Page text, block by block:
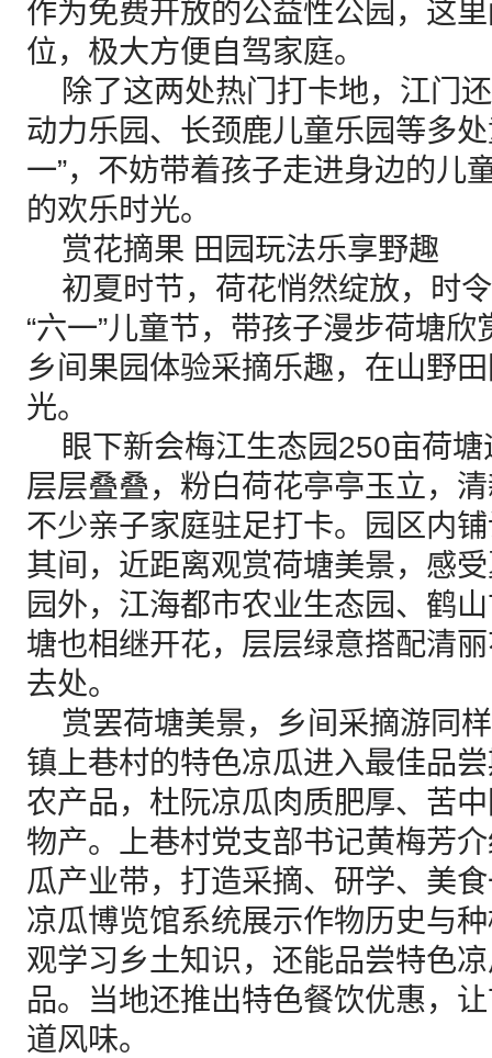
作为免费开放的公益性公园，这
位，极大方便自驾家庭。
除了这两处热门打卡地，江门
动力乐园、长颈鹿儿童乐园等多
一”，不妨带着孩子走进身边的儿
的欢乐时光。
赏花摘果 田园玩法乐享野趣
初夏时节，荷花悄然绽放，时
“六一”儿童节，带孩子漫步荷塘
乡间果园体验采摘乐趣，在山野
光。
眼下新会梅江生态园250亩荷塘
层层叠叠，粉白荷花亭亭玉立，
不少亲子家庭驻足打卡。园区内
其间，近距离观赏荷塘美景，感
园外，江海都市农业生态园、鹤
塘也相继开花，层层绿意搭配清
去处。
赏罢荷塘美景，乡间采摘游同
镇上巷村的特色凉瓜进入最佳品
农产品，杜阮凉瓜肉质肥厚、苦
物产。上巷村党支部书记黄梅芳
瓜产业带，打造采摘、研学、美
凉瓜博览馆系统展示作物历史与
观学习乡土知识，还能品尝特色
品。当地还推出特色餐饮优惠，
道风味。